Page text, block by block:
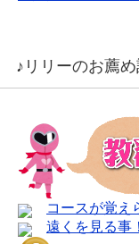
♪リリーのお薦
コースが覚え
遠くを見る事！